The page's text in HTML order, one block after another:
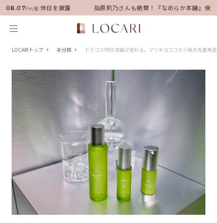
08.07Fri/金
いい男の休日を披露 指原莉乃さんも絶賛！『なめらか本舗』保湿
LOCARIトップ 未分類 ドラコスPBの常識が変わる。マツキヨココカラ発の先進美